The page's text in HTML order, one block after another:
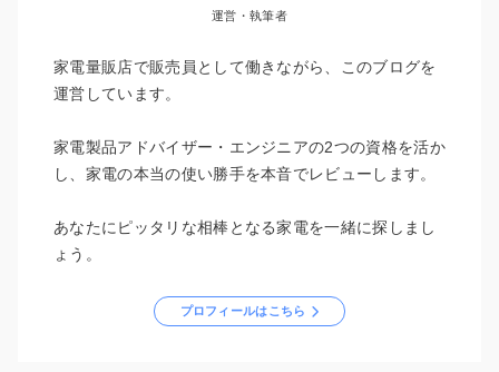
運営・執筆者
家電量販店で販売員として働きながら、このブログを
運営しています。
家電製品アドバイザー・エンジニアの2つの資格を活か
し、家電の本当の使い勝手を本音でレビューします。
あなたにピッタリな相棒となる家電を一緒に探しまし
ょう。
プロフィールはこちら